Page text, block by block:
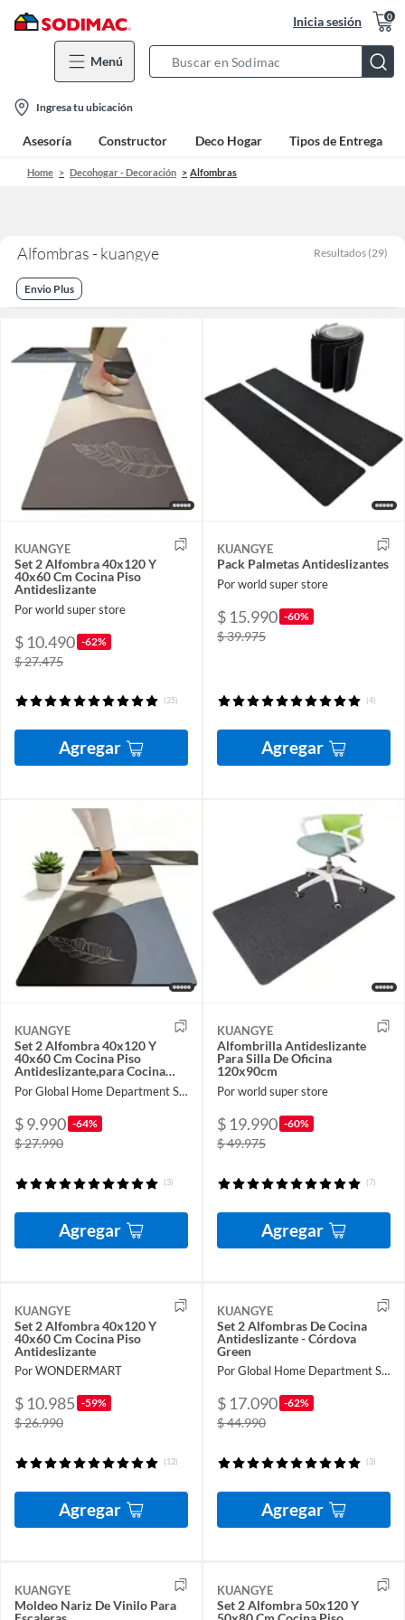
Inicia sesión 0
Menú
Bar
location-
icon
Ingresa tu ubicación
Asesoría Constructor Deco Hogar Tipos de Entrega
Home Decohogar - Decoración Alfombras
Alfombras - kuangye Resultados (29)
Envio Plus
KUANGYE
Set 2 Alfombra 40x120 Y
40x60 Cm Cocina Piso
Antideslizante
Por world super store
$ 10.490 -62%
$ 27.475
(25)
Agregar
KUANGYE
Pack Palmetas Antideslizantes
Por world super store
$ 15.990 -60%
$ 39.975
(4)
Agregar
KUANGYE
Set 2 Alfombra 40x120 Y
40x60 Cm Cocina Piso
Antideslizante,para Cocina
Lavandería Pasillo Entrada
Por Global Home Department Store
$ 9.990 -64%
$ 27.990
(3)
Agregar
KUANGYE
Alfombrilla Antideslizante
Para Silla De Oficina
120x90cm
Por world super store
$ 19.990 -60%
$ 49.975
(7)
Agregar
KUANGYE
Set 2 Alfombra 40x120 Y
40x60 Cm Cocina Piso
Antideslizante
Por WONDERMART
$ 10.985 -59%
$ 26.990
(12)
Agregar
KUANGYE
Set 2 Alfombras De Cocina
Antideslizante - Córdova
Green
Por Global Home Department Store
$ 17.090 -62%
$ 44.990
(3)
Agregar
KUANGYE
Moldeo Nariz De Vinilo Para
KUANGYE
Set 2 Alfombra 50x120 Y